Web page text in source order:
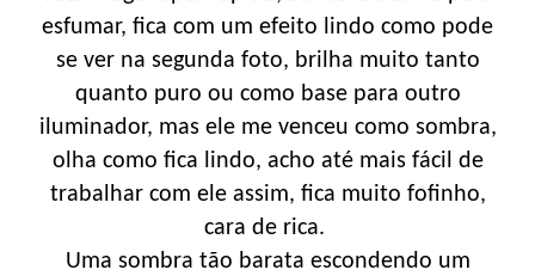
esfumar, fica com um efeito lindo como pode
se ver na segunda foto, brilha muito tanto
quanto puro ou como base para outro
iluminador, mas ele me venceu como sombra,
olha como fica lindo, acho até mais fácil de
trabalhar com ele assim, fica muito fofinho,
cara de rica.
Uma sombra tão barata escondendo um